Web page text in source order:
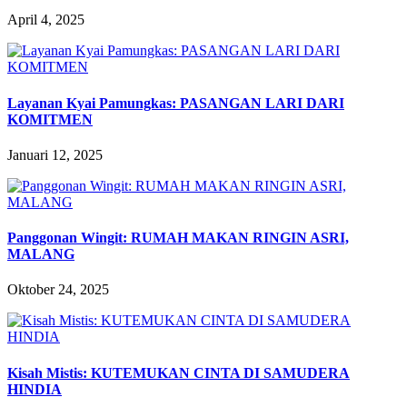
April 4, 2025
Layanan Kyai Pamungkas: PASANGAN LARI DARI
KOMITMEN
Januari 12, 2025
Panggonan Wingit: RUMAH MAKAN RINGIN ASRI,
MALANG
Oktober 24, 2025
Kisah Mistis: KUTEMUKAN CINTA DI SAMUDERA
HINDIA